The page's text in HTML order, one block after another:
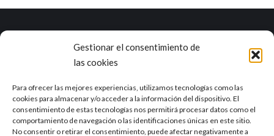
Gestionar el consentimiento de
las cookies
Para ofrecer las mejores experiencias, utilizamos tecnologías como las
cookies para almacenar y/o acceder a la información del dispositivo. El
consentimiento de estas tecnologías nos permitirá procesar datos como el
comportamiento de navegación o las identificaciones únicas en este sitio.
No consentir o retirar el consentimiento, puede afectar negativamente a
Marea es una empresa con una dilatada experiencia en el ciclo
integral del agua y otros campos como la industria, la agricultura, el
Delegación de Sevilla
Calle Tajo, 4 41012, Sevilla